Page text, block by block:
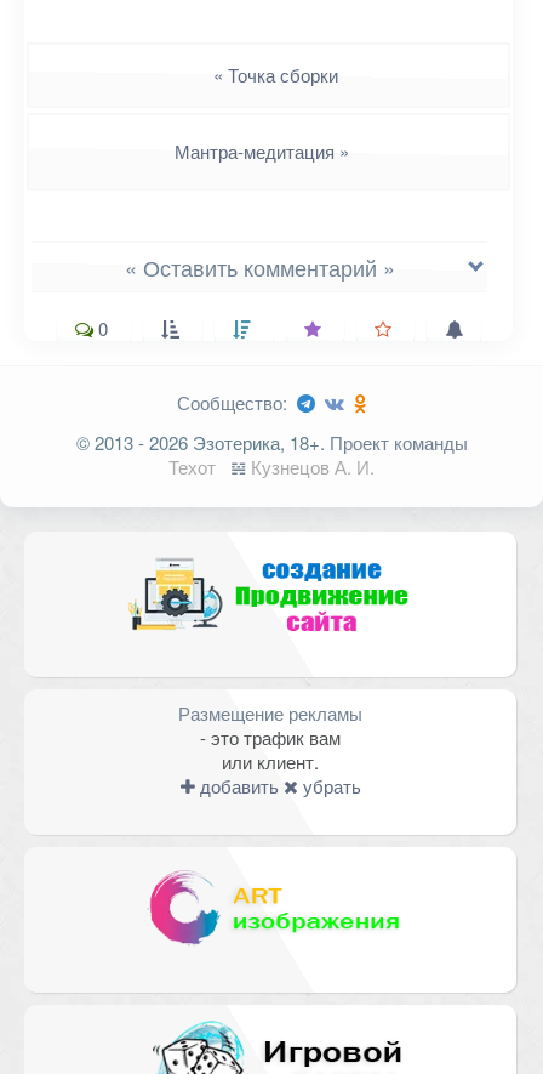
« Точка сборки
Мантра-медитация »
« Оставить комментарий »
Ваш адрес email не будет
опубликован.
Обязательные поля
Комментарий
Email *
0
Сообщество:
© 2013 - 2026 Эзотерика, 18+. Проект команды
Техот
𝌴 Кузнецов А. И.
Размещение рекламы
- это трафик вам
или клиент.
добавить
убрать